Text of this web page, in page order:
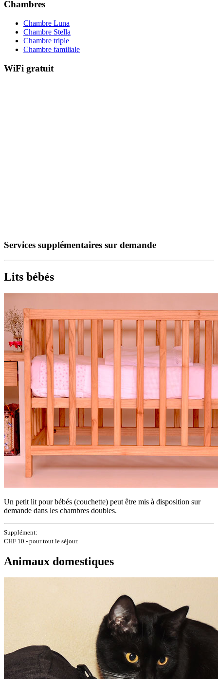
Chambres
Chambre Luna
Chambre Stella
Chambre triple
Chambre familiale
WiFi gratuit
Services supplémentaires sur demande
Lits bébés
Un petit lit pour bébés (couchette) peut être mis à disposition sur
demande dans les chambres doubles.
Supplément:
CHF 10.- pour tout le séjour.
Animaux domestiques